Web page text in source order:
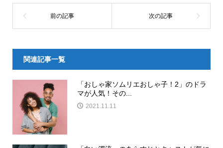
関連記事一覧
「おしゃ家ソムリエおしゃ子！2」のドラ
マが人気！その...
2021.11.11